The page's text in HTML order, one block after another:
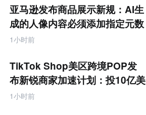
亚马逊发布商品展示新规：AI生
成的人像内容必须添加指定元数
据
1小时前
TikTok Shop美区跨境POP发
布新锐商家加速计划：投10亿美
金资源帮扶四类商家
1小时前